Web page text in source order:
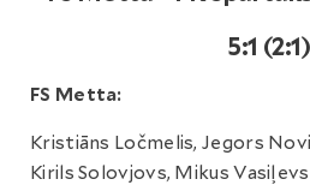
5:1 (2:1)
FS Metta:
Kristiāns Ločmelis, Jegors
Kirils Solovjovs, Mikus